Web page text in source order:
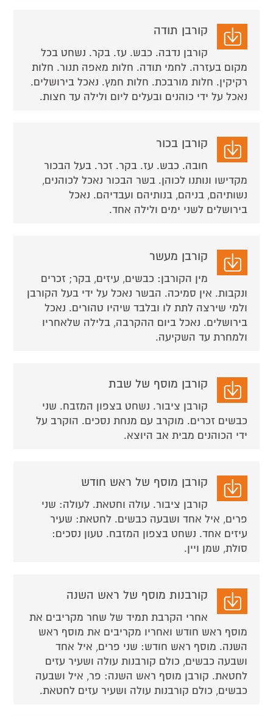
קורבן תודה
קורבן נדבה. כבש. עז. בקר. נשחט בכל
מקום בעזרה. לחמי תודה. חלות מאפה תנור. חלות
רקיקין. חלות מורבכת. חלות חמץ. נאכל בירושלים.
נאכל על ידי כוהנים ובעלים ליום ולילה עד חצות.
קורבן בכור
חובה. כבש. עז. בקר. זכר. בעל הבכור
מקדישו ונותנו לכוהן. בשר הבכור נאכל לכוהנים,
נשותיהם, בניהם, בנותיהם ועבדיהם. נאכל
בירושלים לשני ימים ולילה אחד.
קורבן מעשר
מין הקורבן: כבשים, עיזים, בקר; זכרים
ונקבות. אין סמיכה. הבשר נאכל על ידי בעל הקורבן
ולמי שירצה לתת לו ובלבד שיהיו טהורים. נאכל
בירושלים. נאכל ביום ההקרבה, בלילה שלאחריו
ולמחרת עד השקיעה.
קורבן מוסף של שבת
קורבן ציבור. נשחט בצפון המזבח. שני
כבשים זכרים. מוקרב עם מנחת נסכים. הוקרב על
ידי הכוהנים מבית אב היוצא.
קורבן מוסף של ראש חודש
קורבן ציבור. עולה וחטאת. לעולה: שני
פרים, איל אחד ושבעה כבשים. לחטאת: שעיר
עיזים אחד. נשחט בצפון המזבח. טעון נסכים:
סולת, שמן ויין.
קורבנות מוסף של ראש השנה
אחרי הקרבת תמיד של שחר מקריבים את
מוסף ראש חודש ואחריו מקריבים את מוסף ראש
השנה. מוסף ראש חודש: שני פרים, איל אחד
ושבעה כבשים, כולם קורבנות עולה ושעיר עזים
לחטאת. קורבן מוסף ראש השנה: פר, איל ושבעה
כבשים, כולם קורבנות עולה ושעיר עזים לחטאת.